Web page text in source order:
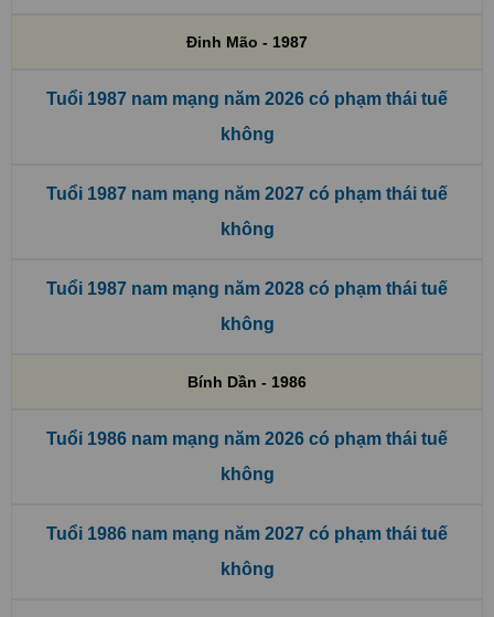
Đinh Mão - 1987
Tuổi 1987 nam mạng năm 2026 có phạm thái tuế
không
Tuổi 1987 nam mạng năm 2027 có phạm thái tuế
không
Tuổi 1987 nam mạng năm 2028 có phạm thái tuế
không
Bính Dần - 1986
Tuổi 1986 nam mạng năm 2026 có phạm thái tuế
không
Tuổi 1986 nam mạng năm 2027 có phạm thái tuế
không